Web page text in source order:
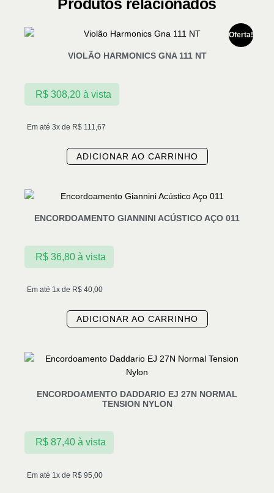
Produtos relacionados
Oferta!
VIOLÃO HARMONICS GNA 111 NT
Em até 3x de R$ 111,67
R$308,20 à vista
ADICIONAR AO CARRINHO
ENCORDOAMENTO GIANNINI ACÚSTICO AÇO 011
Em até 1x de R$ 40,00
R$36,80 à vista
ADICIONAR AO CARRINHO
ENCORDOAMENTO DADDARIO EJ 27N NORMAL
TENSION NYLON
Em até 1x de R$ 95,00
R$87,40 à vista